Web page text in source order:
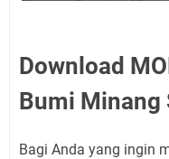
Download
Bumi Minang
Bagi Anda yang ingin